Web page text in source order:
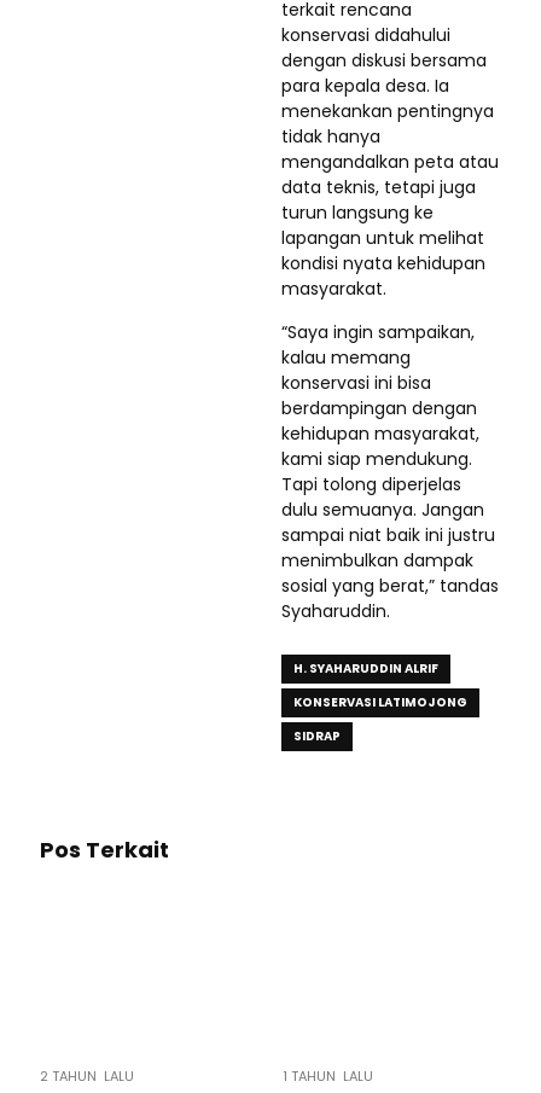
terkait rencana
konservasi didahului
dengan diskusi bersama
para kepala desa. Ia
menekankan pentingnya
tidak hanya
mengandalkan peta atau
data teknis, tetapi juga
turun langsung ke
lapangan untuk melihat
kondisi nyata kehidupan
masyarakat.
“Saya ingin sampaikan,
kalau memang
konservasi ini bisa
berdampingan dengan
kehidupan masyarakat,
kami siap mendukung.
Tapi tolong diperjelas
dulu semuanya. Jangan
sampai niat baik ini justru
menimbulkan dampak
sosial yang berat,” tandas
Syaharuddin.
H. SYAHARUDDIN ALRIF
KONSERVASI LATIMOJONG
SIDRAP
Pos Terkait
2 TAHUN LALU 1 TAHUN LALU